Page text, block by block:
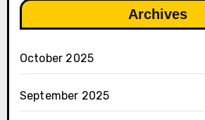
Archives
October 2025
September 2025